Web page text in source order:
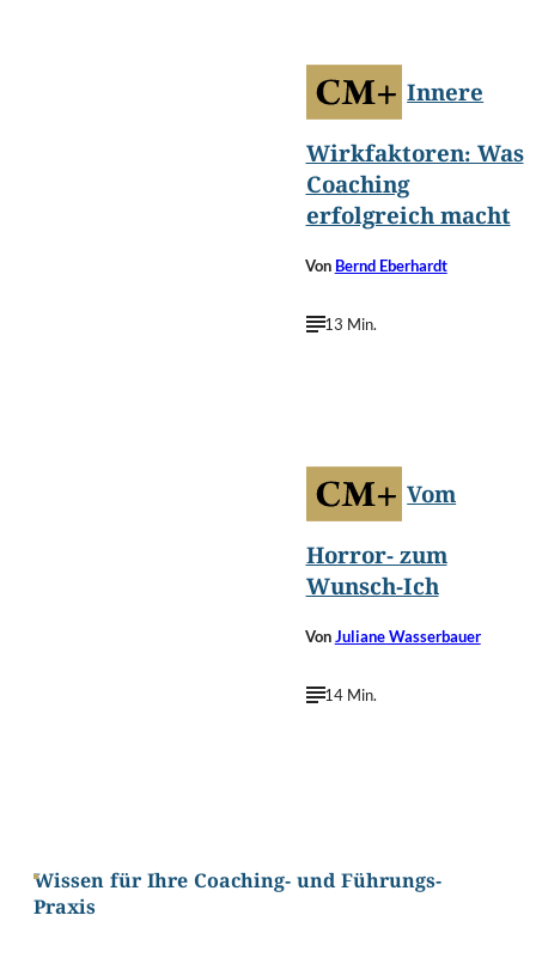
Innere
Wirkfaktoren: Was
Coaching
erfolgreich macht
Von Bernd Eberhardt
13 Min.
Vom
Horror- zum
Wunsch-Ich
VonJuliane Wasserbauer
14 Min.
Wissen für Ihre Coaching- und Führungs-
Praxis